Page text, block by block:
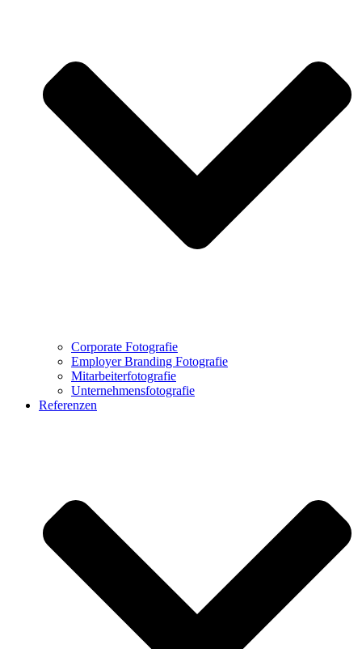
Corporate Fotografie
Employer Branding Fotografie
Mitarbeiterfotografie
Unternehmensfotografie
Referenzen